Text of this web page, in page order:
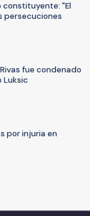
constituyente: "El
persecuciones
fue condenado
Luksic
por injuria en